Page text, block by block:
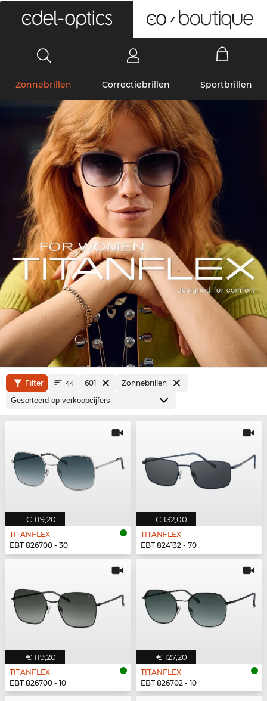
Zonnebrillen Correctiebrillen Sportbrillen
Filter 44 601 Zonnebrillen
€ 119,20
TITANFLEX
EBT 826700 - 30
€ 132,00
TITANFLEX
EBT 824132 - 70
€ 119,20
TITANFLEX
EBT 826700 - 10
€ 127,20
TITANFLEX
EBT 826702 - 10